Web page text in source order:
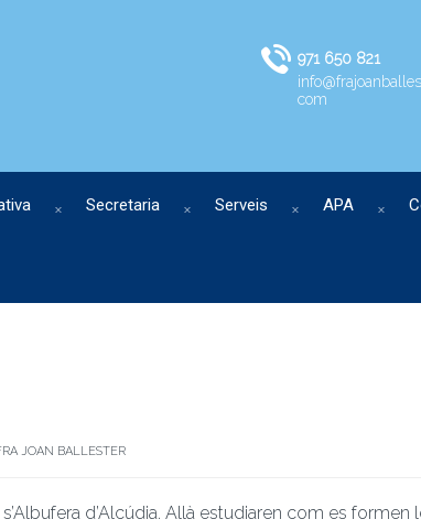
971 650 821
com
Secretaria Serveis APA
JOAN BALLESTER
d’Alcúdia. Allà estudiaren com es formen